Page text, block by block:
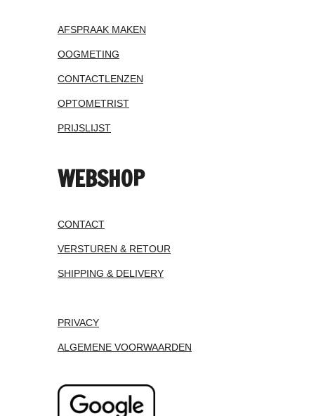
AFSPRAAK MAKEN
OOGMETING
CONTACTLENZEN
OPTOMETRIST
PRIJSLIJST
WEBSHOP
CONTACT
VERSTUREN & RETOUR
SHIPPING & DELIVERY
PRIVACY
ALGEMENE VOORWAARDEN